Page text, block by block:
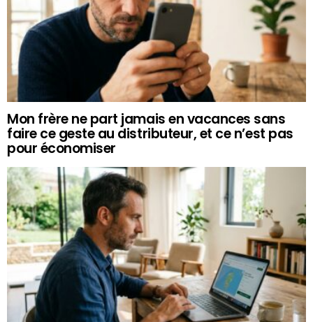
Mon frère ne part jamais en vacances sans
faire ce geste au distributeur, et ce n’est pas
pour économiser